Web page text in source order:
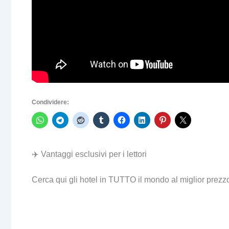
Condividere:
✈️ Vantaggi esclusivi per i lettori
Cerca qui gli hotel in TUTTO il mondo al miglior